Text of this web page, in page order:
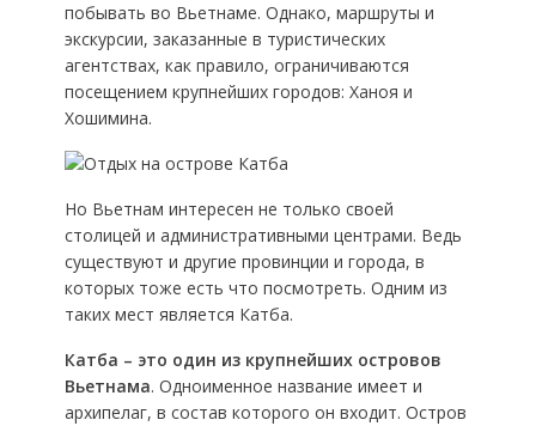
побывать во Вьетнаме. Однако, маршруты и
экскурсии, заказанные в туристических
агентствах, как правило, ограничиваются
посещением крупнейших городов: Ханоя и
Хошимина.
Но Вьетнам интересен не только своей
столицей и административными центрами. Ведь
существуют и другие провинции и города, в
которых тоже есть что посмотреть. Одним из
таких мест является Катба.
Катба – это один из крупнейших островов
Вьетнама. Одноименное название имеет и
архипелаг, в состав которого он входит. Остров